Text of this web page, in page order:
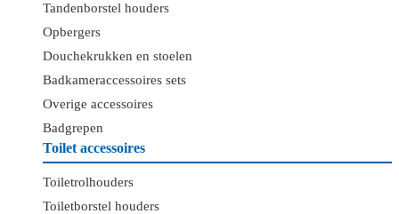
Tandenborstel houders
Opbergers
Douchekrukken en stoelen
Badkameraccessoires sets
Overige accessoires
Badgrepen
Toilet accessoires
Toiletrolhouders
Toiletborstel houders